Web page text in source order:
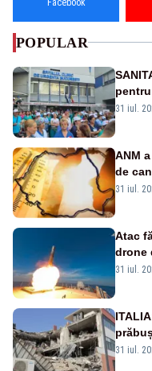
POPULAR
Legii
31 iul.
ANM
de
de
31 iul.
Atac
drone
31 iul.
31 iul.